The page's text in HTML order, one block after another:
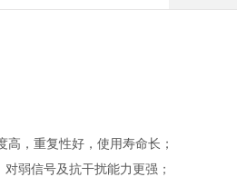
，重复性好，使用寿命长；
弱信号及抗干扰能力更强；